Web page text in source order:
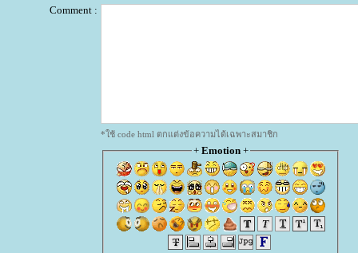
Comment :
*ใช้ code html ตกแต่งข้อความได้เฉพาะสมาชิก
+ Emotion+